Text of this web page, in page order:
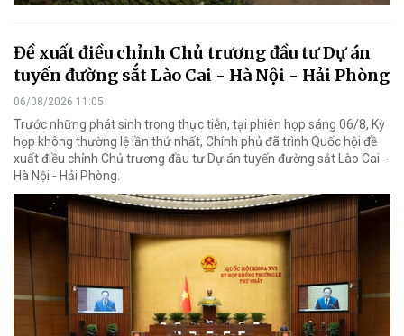
Đề xuất điều chỉnh Chủ trương đầu tư Dự án
tuyến đường sắt Lào Cai - Hà Nội - Hải Phòng
06/08/2026 11:05
Trước những phát sinh trong thực tiễn, tại phiên họp sáng 06/8, Kỳ
họp không thường lệ lần thứ nhất, Chính phủ đã trình Quốc hội đề
xuất điều chỉnh Chủ trương đầu tư Dự án tuyến đường sắt Lào Cai -
Hà Nội - Hải Phòng.